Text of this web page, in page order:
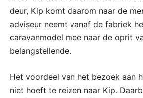
deur, Kip komt daarom naar de
adviseur neemt vanaf de fabriek
caravanmodel mee naar de oprit
belangstellende.
Het voordeel van het bezoek aan
niet hoeft te reizen naar Kip.